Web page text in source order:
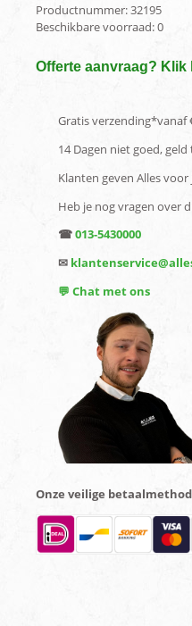
Productnummer:32195
Beschikbare voorraad:0
Offerte aanvraag? Klik
Gratis verzending*vanaf
14 Dagen niet goed,
Klanten geven Alles voor
Heb je nog vragen over
☎013-5430000
✉
💬 Chat met ons
Onze veilige